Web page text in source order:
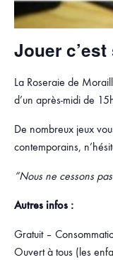
Jouer
La Roseraie de
d’un après-midi de
De nombreux jeux
contemporains,
“Nous ne cessons
Autres infos :
Gratuit –
Ouvert à tous (les